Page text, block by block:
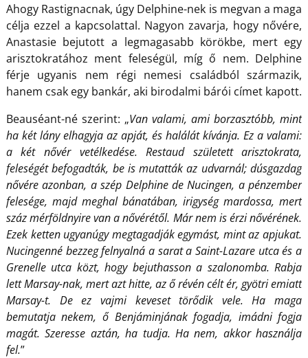
Ahogy Rastignacnak, úgy Delphine-nek is megvan a maga
célja ezzel a kapcsolattal. Nagyon zavarja, hogy nővére,
Anastasie bejutott a legmagasabb körökbe, mert egy
arisztokratához ment feleségül, míg ő nem. Delphine
férje ugyanis nem régi nemesi családból származik,
hanem csak egy bankár, aki birodalmi bárói címet kapott.
Beauséant-né szerint: „Van valami, ami borzasztóbb, mint
ha két lány elhagyja az apját, és halálát kívánja. Ez a valami:
a két nővér vetélkedése. Restaud született arisztokrata,
feleségét befogadták, be is mutatták az udvarnál; dúsgazdag
nővére azonban, a szép Delphine de Nucingen, a pénzember
felesége, majd meghal bánatában, irigység mardossa, mert
száz mérföldnyire van a nővérétől. Már nem is érzi nővérének.
Ezek ketten ugyanúgy megtagadják egymást, mint az apjukat.
Nucingenné bezzeg felnyalná a sarat a Saint-Lazare utca és a
Grenelle utca közt, hogy bejuthasson a szalonomba. Rabja
lett Marsay-nak, mert azt hitte, az ő révén célt ér, gyötri emiatt
Marsay-t. De ez vajmi keveset törődik vele. Ha maga
bemutatja nekem, ő Benjáminjának fogadja, imádni fogja
magát. Szeresse aztán, ha tudja. Ha nem, akkor használja
fel.”